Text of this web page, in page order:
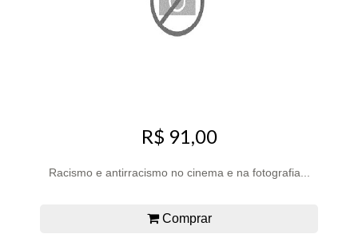
R$ 91,00
Racismo e antirracismo no cinema e na fotografia...
Comprar